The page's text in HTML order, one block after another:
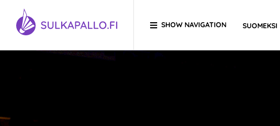
Skip to content
TO HOMEPAGE
SHOW NAVIGATION SUOMEKSI